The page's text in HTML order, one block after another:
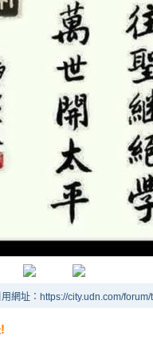
用網址：https://city.udn.com/